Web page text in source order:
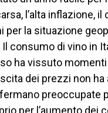
l’alta inflazione, il
per la situazione
consumo di vino in
ha vissuto
dei prezzi non ha
preoccupate
per l’aumento dei